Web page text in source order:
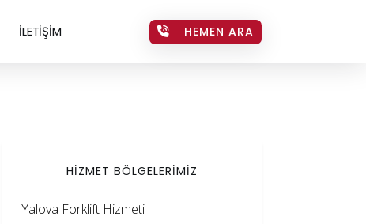
İLETİŞİM HEMEN ARA
HİZMET BÖLGELERİMİZ
Yalova Forklift Hizmeti